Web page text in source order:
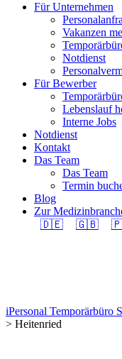
Für Unternehmen
Vakanzen
Notdienst
Für Bewerber
Lebenslauf
Interne Jobs
Notdienst
Kontakt
Das Team
Das Team
Termin
Blog
Zur
🇩🇪
🇬🇧
iPersonal Temporärbüro
> Heitenried